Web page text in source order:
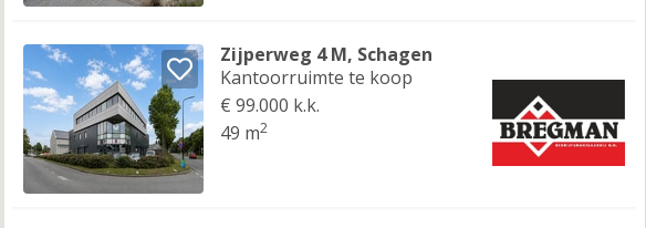
Zijperweg 4 M, Schagen
Kantoorruimte te koop
€ 99.000 k.k.
49 m2